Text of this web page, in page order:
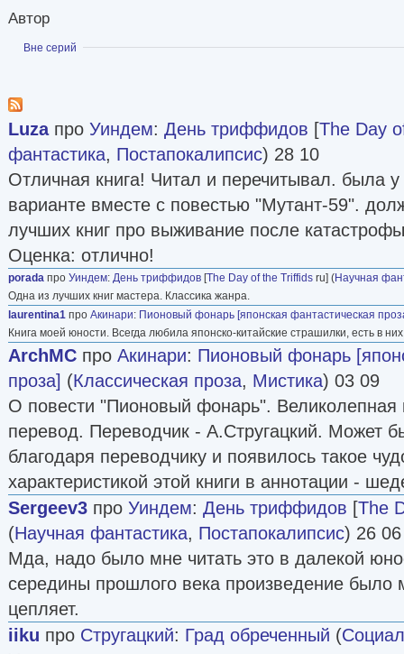
Автор
Показать
Вне серий
Luzaпро Уиндем: День триффидов [The Day
фантастика, Постапокалипсис) 28 10
Отличная книга! Читал и перечитывал. была
варианте вместе с повестью "Мутант-59".
лучших книг про выживание после
Оценка: отлично!
porada про Уиндем: День триффидов [The Day of the Triffids ru] (Научная
Одна из лучших книг мастера. Классика жанра.
laurentina1 про Акинари: Пионовый фонарь [японская фантастическая
Книга моей юности. Всегда любила японско-китайские страшилки, есть в
ArchMC про Акинари: Пионовый фонарь
проза] (Классическая проза, Мистика) 03 09
О повести "Пионовый фонарь". Великолепная
перевод. Переводчик - А.Стругацкий. Может
благодаря переводчику и появилось такое
характеристикой этой книги в аннотации -
Sergeev3 про Уиндем: День триффидов [The
(Научная фантастика, Постапокалипсис) 26 06
Мда, надо было мне читать это в далекой
середины прошлого века произведение
цепляет.
iiku про Стругацкий: Град обреченный (